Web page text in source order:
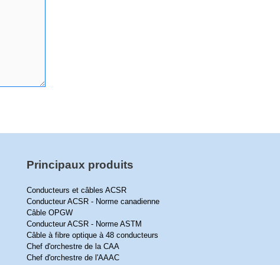
Principaux produits
Conducteurs et câbles ACSR
Conducteur ACSR - Norme canadienne
Câble OPGW
Conducteur ACSR - Norme ASTM
Câble à fibre optique à 48 conducteurs
Chef d'orchestre de la CAA
Chef d'orchestre de l'AAAC